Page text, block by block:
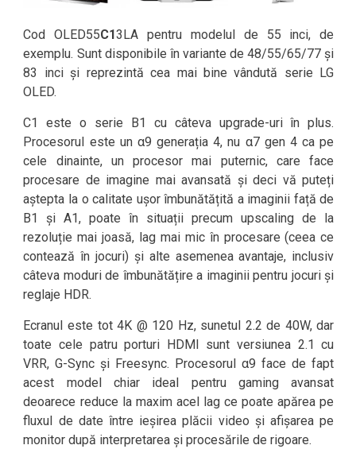
Cod OLED55C13LA pentru modelul de 55 inci, de
exemplu. Sunt disponibile în variante de 48/55/65/77 și
83 inci și reprezintă cea mai bine vândută serie LG
OLED.
C1 este o serie B1 cu câteva upgrade-uri în plus.
Procesorul este un α9 generația 4, nu α7 gen 4 ca pe
cele dinainte, un procesor mai puternic, care face
procesare de imagine mai avansată și deci vă puteți
aștepta la o calitate ușor îmbunătățită a imaginii față de
B1 și A1, poate în situații precum upscaling de la
rezoluție mai joasă, lag mai mic în procesare (ceea ce
contează în jocuri) și alte asemenea avantaje, inclusiv
câteva moduri de îmbunătățire a imaginii pentru jocuri și
reglaje HDR.
Ecranul este tot 4K @ 120 Hz, sunetul 2.2 de 40W, dar
toate cele patru porturi HDMI sunt versiunea 2.1 cu
VRR, G-Sync și Freesync. Procesorul α9 face de fapt
acest model chiar ideal pentru gaming avansat
deoarece reduce la maxim acel lag ce poate apărea pe
fluxul de date între ieșirea plăcii video și afișarea pe
monitor după interpretarea și procesările de rigoare.